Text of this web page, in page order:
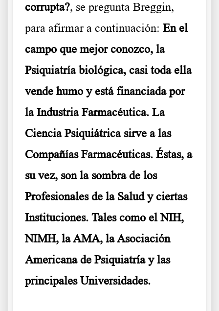
corrupta?, se pregunta Breggin,
para afirmar a continuación: En el
campo que mejor conozco, la
Psiquiatría biológica, casi toda ella
vende humo y está financiada por
la Industria Farmacéutica. La
Ciencia Psiquiátrica sirve a las
Compañías Farmacéuticas. Éstas, a
su vez, son la sombra de los
Profesionales de la Salud y ciertas
Instituciones. Tales como el NIH,
NIMH, la AMA, la Asociación
Americana de Psiquiatría y las
principales Universidades.